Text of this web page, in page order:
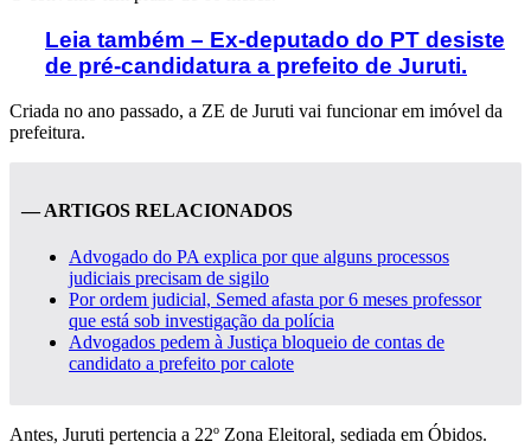
Leia também – Ex-deputado do PT desiste
de pré-candidatura a prefeito de Juruti.
Criada no ano passado, a ZE de Juruti vai funcionar em imóvel da
prefeitura.
— ARTIGOS RELACIONADOS
Advogado do PA explica por que alguns processos
judiciais precisam de sigilo
Por ordem judicial, Semed afasta por 6 meses professor
que está sob investigação da polícia
Advogados pedem à Justiça bloqueio de contas de
candidato a prefeito por calote
Antes, Juruti pertencia a 22º Zona Eleitoral, sediada em Óbidos.